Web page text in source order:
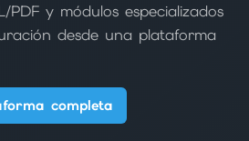
PDF y módulos especializados
desde una plataforma
completa